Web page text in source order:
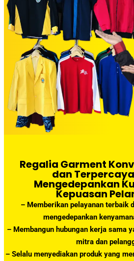
Regalia Garment
dan
Mengedepankan
Kepuasan
– Memberikan pelayanan terbaik
mengedepankan
– Membangun hubungan kerja sama
mitra dan
– Selalu menyediakan produk yang